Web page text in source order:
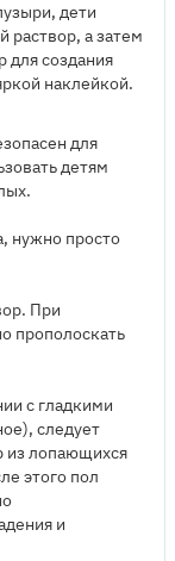
дети
раствор, а затем
для создания
наклейкой.
для
детям
нужно просто
При
прополоскать
с гладкими
следует
из лопающихся
этого пол
и